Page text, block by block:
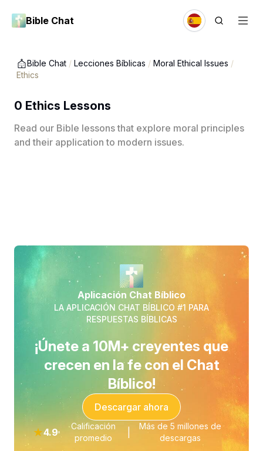
Bible Chat
Bible Chat / Lecciones Bíblicas / Moral Ethical Issues /
Ethics
0 Ethics Lessons
Read our Bible lessons that explore moral principles
and their application to modern issues.
Aplicación Chat Bíblico
LA APLICACIÓN CHAT BÍBLICO #1 PARA
RESPUESTAS BÍBLICAS
¡Únete a 10M+ creyentes que
crecen en la fe con el Chat
Bíblico!
Descargar ahora
★4.9
Calificación
promedio
Más de 5 millones de
descargas